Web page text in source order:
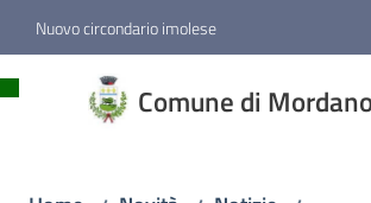
Vai al contenuto
Vai alla navigazione
Vai al footer
Nuovo circondario imolese
Comune di
di